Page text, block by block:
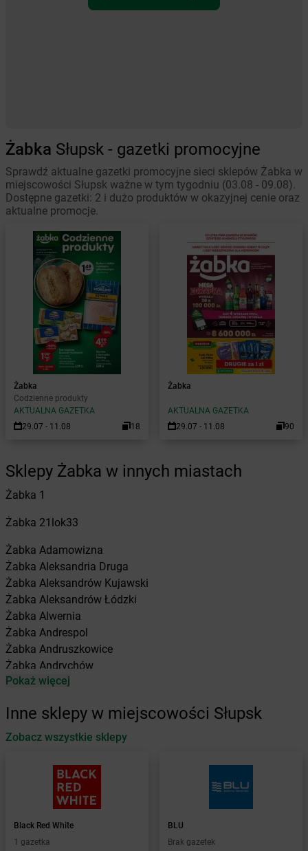
Żabka Słupsk - gazetki promocyjne
Sprawdź aktualne gazetki promocyjne sieci sklepów Żabka w
miejscowości Słupsk ważne w tym tygodniu (03.08 - 09.08).
Dostępne gazetki: 2 i dużo produktów w okazyjnej cenie oraz
aktualne promocje.
Żabka
Codzienne produkty
AKTUALNA GAZETKA
29.07 - 11.08
18
Żabka
AKTUALNA GAZETKA
29.07 - 11.08
90
Sklepy Żabka w innych miastach
Żabka 1
Żabka 21lok33
Żabka Adamowizna
Żabka Aleksandria Druga
Żabka Aleksandrów Kujawski
Żabka Aleksandrów Łódzki
Żabka Alwernia
Żabka Andrespol
Żabka Andruszkowice
Żabka Andrychów
Żabka Antonie
Żabka Automat
Żabka Babica
Babimost
Baborów
Baboszewo
Żabka Bachowice
Żabka Bądkowo
Pokaż więcej
Inne sklepy w miejscowości Słupsk
Zobacz wszystkie sklepy
Black Red White
1 gazetka
BLU
Brak gazetek